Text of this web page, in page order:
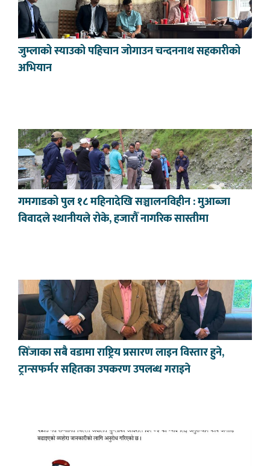
जुम्लाको स्याउको पहिचान जोगाउन चन्दननाथ सहकारीको
अभियान
गमगाडको पुल १८ महिनादेखि सञ्चालनविहीन : मुआब्जा
विवादले स्थानीयले रोके, हजारौँ नागरिक सास्तीमा
सिँजाका सबै वडामा राष्ट्रिय प्रसारण लाइन विस्तार हुने,
ट्रान्सफर्मर सहितका उपकरण उपलब्ध गराइने